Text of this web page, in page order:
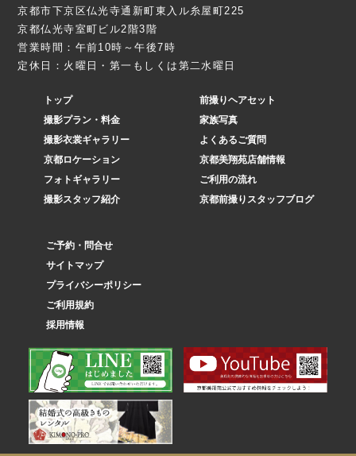
京都市下京区仏光寺通新町東入ル糸屋町225
京都仏光寺室町ビル2階3階
営業時間：午前10時～午後7時
定休日：火曜日・第一もしくは第二水曜日
トップ
撮影プラン・料金
撮影衣裳ギャラリー
京都ロケーション
フォトギャラリー
撮影スタッフ紹介
前撮りヘアセット
家族写真
よくあるご質問
京都美翔苑店舗情報
ご利用の流れ
京都前撮りスタッフブログ
ご予約・問合せ
サイトマップ
プライバシーポリシー
ご利用規約
採用情報